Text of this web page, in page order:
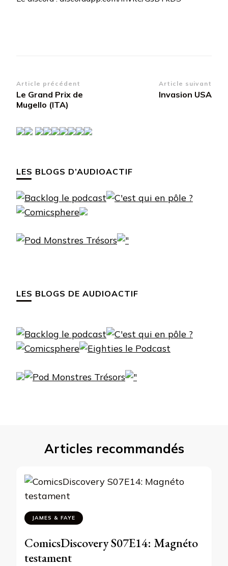
Navigation
d’article
Article précédent
Le Grand Prix de
Mugello (ITA)
Article suivant
Invasion USA
LES BLOGS D’AUDIOACTIF
LES BLOGS DE AUDIOACTIF
Articles recommandés
JAMES & FAYE
ComicsDiscovery S07E14: Magnéto
testament